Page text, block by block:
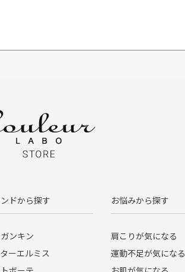
ドから探す
ンキン
ーエルミス
お悩みから探す
肩こりが気になる
運動不足が気になる